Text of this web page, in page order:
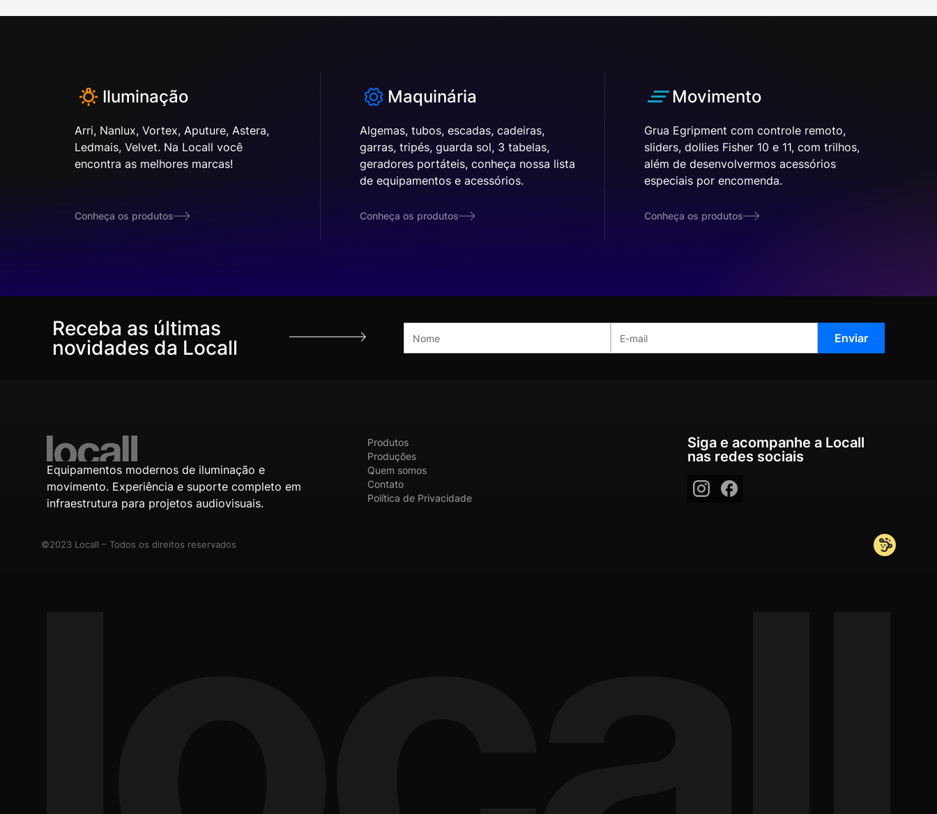
Iluminação
Arri, Nanlux, Vortex, Aputure, Astera,
Ledmais, Velvet. Na Locall você
encontra as melhores marcas!
Conheça os produtos
Maquinária
Algemas, tubos, escadas, cadeiras,
garras, tripés, guarda sol, 3 tabelas,
geradores portáteis, conheça nossa lista
de equipamentos e acessórios.
Conheça os produtos
Movimento
Grua Egripment com controle remoto,
sliders, dollies Fisher 10 e 11, com trilhos,
além de desenvolvermos acessórios
especiais por encomenda.
Conheça os produtos
Receba as últimas
novidades da Locall
Equipamentos modernos de iluminação e
movimento. Experiência e suporte completo em
infraestrutura para projetos audiovisuais.
Produtos
Produções
Quem somos
Contato
Política de Privacidade
Siga e acompanhe a Locall
nas redes sociais
©2023 Locall – Todos os direitos reservados